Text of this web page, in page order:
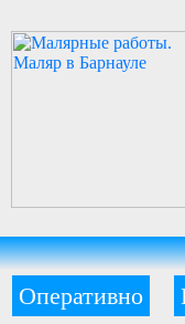
Оперативно